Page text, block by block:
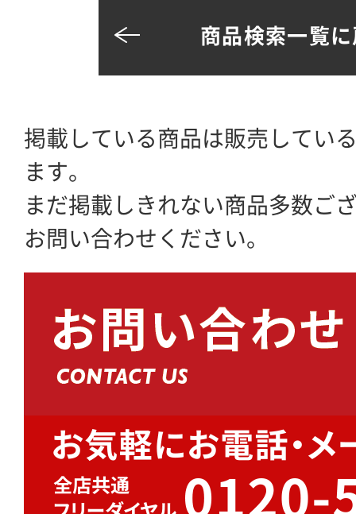
商品検索一覧
掲載している商品は販売してい
ます。
まだ掲載しきれない商品多数ご
お問い合わせください。